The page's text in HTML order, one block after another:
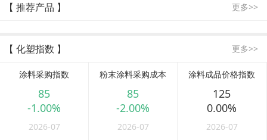
【 推荐产品 】 更多>>
【 化塑指数 】 更多>>
涂料采购指数
85
-1.00%
2026-07
粉末涂料采购成本
85
-2.00%
2026-07
涂料成品价格指数
125
0.00%
2026-07